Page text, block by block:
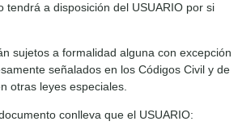
tendrá a disposición del USUARIO por si
sujetos a formalidad alguna con excepción
señalados en los Códigos Civil y de
otras leyes especiales.
conlleva que el USUARIO: